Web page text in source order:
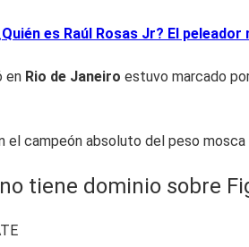
es Raúl Rosas Jr? El peleador
en Rio de Janeiro estuvo marcado
el campeón absoluto del peso
tiene dominio sobre